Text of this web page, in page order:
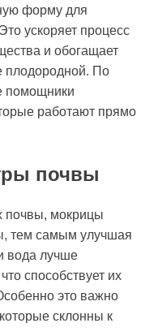
форму для
ускоряет процесс
и обогащает
плодородной. По
помощники
работают прямо
почвы
почвы, мокрицы
тем самым улучшая
вода лучше
способствует их
это важно
склонны к